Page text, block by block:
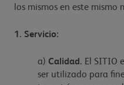
los mismos en este mismo
1. Servicio:
a) Calidad. El SITIO
ser utilizado para